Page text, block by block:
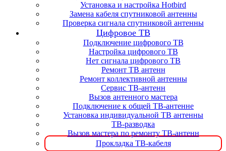
Установка и настройка Hotbird
Замена кабеля спутниковой антенны
Проверка сигнала спутниковой антенны
Цифровое ТВ
Подключение цифрового ТВ
Настройка цифрового ТВ
Нет сигнала цифрового ТВ
Ремонт ТВ антенн
Ремонт коллективной антенны
Сервис ТВ-антенн
Вызов антенного мастера
Подключение к общей ТВ-антенне
Установка индивидуальной ТВ антенны
ТВ-разводка
Вызов мастера по ремонту ТВ-антенн
Прокладка ТВ-кабеля